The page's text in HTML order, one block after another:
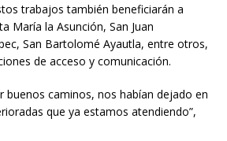
trabajos también beneficiarán a
María la Asunción, San Juan
San Bartolomé Ayautla, entre otros,
de acceso y comunicación.
buenos caminos, nos habían dejado en
que ya estamos atendiendo”,